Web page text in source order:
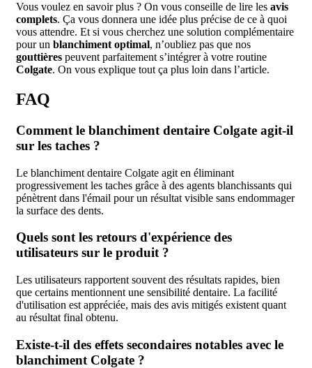
Vous voulez en savoir plus ? On vous conseille de lire les avis
complets. Ça vous donnera une idée plus précise de ce à quoi
vous attendre. Et si vous cherchez une solution complémentaire
pour un blanchiment optimal, n’oubliez pas que nos
gouttières peuvent parfaitement s’intégrer à votre routine
Colgate. On vous explique tout ça plus loin dans l’article.
FAQ
Comment le blanchiment dentaire Colgate agit-il
sur les taches ?
Le blanchiment dentaire Colgate agit en éliminant
progressivement les taches grâce à des agents blanchissants qui
pénètrent dans l'émail pour un résultat visible sans endommager
la surface des dents.
Quels sont les retours d'expérience des
utilisateurs sur le produit ?
Les utilisateurs rapportent souvent des résultats rapides, bien
que certains mentionnent une sensibilité dentaire. La facilité
d'utilisation est appréciée, mais des avis mitigés existent quant
au résultat final obtenu.
Existe-t-il des effets secondaires notables avec le
blanchiment Colgate ?